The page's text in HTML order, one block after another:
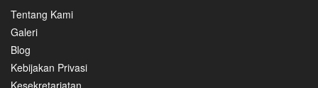
Tentang Kami
Galeri
Blog
Kebijakan Privasi
Kesekretariatan